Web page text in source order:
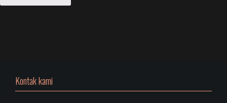
Kontak kami